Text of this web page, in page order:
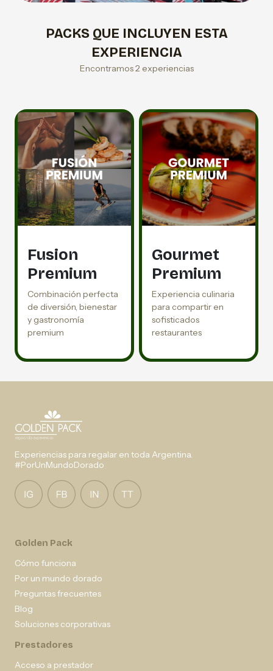
PACKS QUE INCLUYEN ESTA
EXPERIENCIA
Encontramos 2 experiencias
Fusion
Premium
Combinación perfecta
de diversión, bienestar
y gastronomía
premium
Gourmet
Premium
Experiencia culinaria
para compartir en
sofisticados
restaurantes
Experiencias para regalar en toda Argentina.
#PorUnMundoDorado
Golden Pack
Cómo funciona
Por un mundo dorado
Preguntas frecuentes
Blog
Soluciones corporativas
Prestadores
Acceso a prestador